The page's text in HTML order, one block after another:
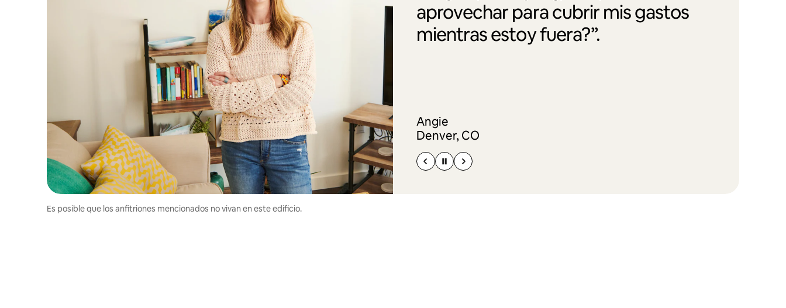
aprovechar para cubrir mis gastos
mientras estoy fuera?”.
Angie
Denver, CO
Es posible que los anfitriones mencionados no vivan en este edificio.